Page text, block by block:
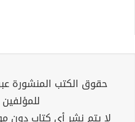
حقوق الكتب المنشورة
لا يتم نشر أي كتاب دون